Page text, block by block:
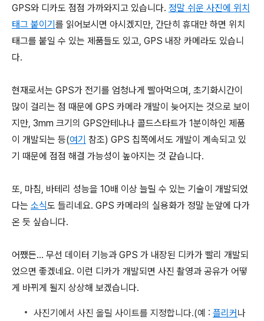
GPS와 디카도 점점 가까와지고 있습니다. 정말 쉬운 사진에 위치
태그 붙이기를 읽어보시면 아시겠지만, 간단히 휴대만 하면 위치
태그를 붙일 수 있는 제품들도 있고, GPS 내장 카메라도 있습니
다.
현재로서는 GPS가 전기를 엄청나게 빨아먹으며, 초기화시간이
많이 걸리는 점 때문에 GPS 카메라 개발이 늦어지는 것으로 보이
지만, 3mm 크기의 GPS안테나나 콜드스타트가 1분이하인 제품
이 개발되는 등(여기 참조) GPS 칩쪽에서도 개발이 계속되고 있
기 때문에 점점 해결 가능성이 높아지는 것 같습니다.
또, 마침, 바테리 성능을 10배 이상 늘릴 수 있는 기술이 개발되었
다는 소식도 들리네요. GPS 카메라의 실용화가 정말 눈앞에 다가
온 듯 싶습니다.
어쨌든... 무선 데이터 기능과 GPS 가 내장된 디카가 빨리 개발되
었으면 좋겠네요. 이런 디카가 개발되면 사진 촬영과 공유가 어떻
게 바뀌게 될지 상상해 보겠습니다.
사진기에서 사진 올릴 사이트를 지정합니다.(예 : 플리커나